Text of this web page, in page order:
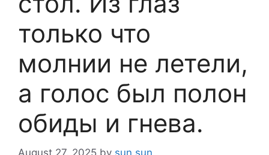
только что
молнии не летели,
а голос был полон
обиды и гнева.
August 27, 2025 by sun sun